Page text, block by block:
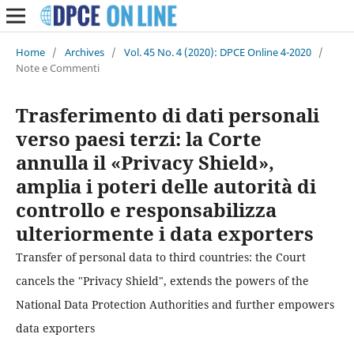
Home / Archives / Vol. 45 No. 4 (2020): DPCE Online 4-2020 /
Note e Commenti
Trasferimento di dati personali
verso paesi terzi: la Corte
annulla il «Privacy Shield»,
amplia i poteri delle autorità di
controllo e responsabilizza
ulteriormente i data exporters
Transfer of personal data to third countries: the Court
cancels the "Privacy Shield", extends the powers of the
National Data Protection Authorities and further empowers
data exporters